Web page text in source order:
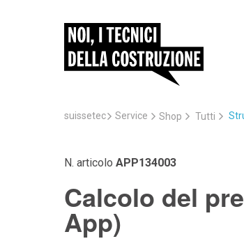
suissetec Service Shop Tutti
N. articolo APP134003
Calcolo del
App)